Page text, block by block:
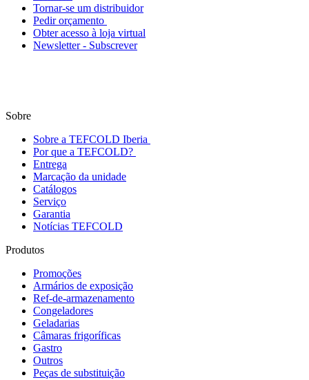
Tornar-se um distribuidor
Pedir orçamento
Obter acesso à loja virtual
Newsletter - Subscrever
Sobre
Sobre a TEFCOLD Iberia
Por que a TEFCOLD?
Entrega
Marcação da unidade
Catálogos
Serviço
Garantia
Notícias TEFCOLD
Produtos
Promoções
Armários de exposição
Ref-de-armazenamento
Congeladores
Geladarias
Câmaras frigoríficas
Gastro
Outros
Peças de substituição